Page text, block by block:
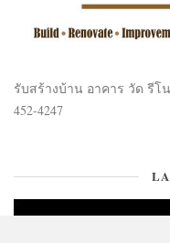
รับสร้างบ้าน อาคาร วัด รีโ
452-4247